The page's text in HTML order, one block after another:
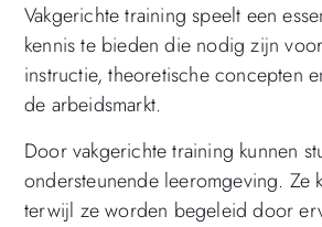
Vakgerichte training speelt een
kennis te bieden die nodig zijn
instructie, theoretische concepten
de arbeidsmarkt.
Door vakgerichte training kunnen
ondersteunende leeromgeving. Ze
terwijl ze worden begeleid door